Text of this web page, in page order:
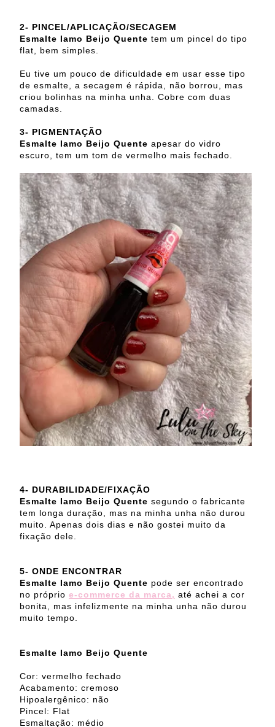
2- PINCEL/APLICAÇÃO/SECAGEM
Esmalte Iamo Beijo Quente tem um pincel do tipo
flat, bem simples.
Eu tive um pouco de dificuldade em usar esse tipo
de esmalte, a secagem é rápida, não borrou, mas
criou bolinhas na minha unha. Cobre com duas
camadas.
3- PIGMENTAÇÃO
Esmalte Iamo Beijo Quente apesar do vidro
escuro, tem um tom de vermelho mais fechado.
4- DURABILIDADE/FIXAÇÃO
Esmalte Iamo Beijo Quente segundo o fabricante
tem longa duração, mas na minha unha não durou
muito. Apenas dois dias e não gostei muito da
fixação dele.
5- ONDE ENCONTRAR
Esmalte Iamo Beijo Quente pode ser encontrado
no próprio e-commerce da marca, até achei a cor
bonita, mas infelizmente na minha unha não durou
muito tempo.
Esmalte Iamo Beijo Quente
Cor: vermelho fechado
Acabamento: cremoso
Hipoalergênico: não
Pincel: Flat
Esmaltação: médio